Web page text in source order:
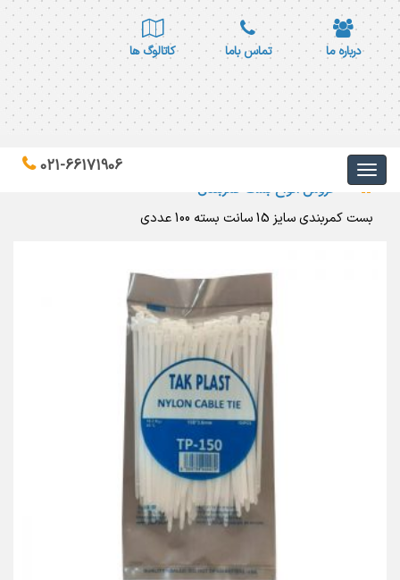
درباره ما تماس باما کاتالوگ ها
021-66171906
فروش انواع بست کمربندی
بست کمربندی سایز 15 سانت بسته 100 عددی